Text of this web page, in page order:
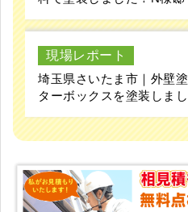
現場レポート
埼玉県さいたま市｜外壁
ターボックスを塗装しま